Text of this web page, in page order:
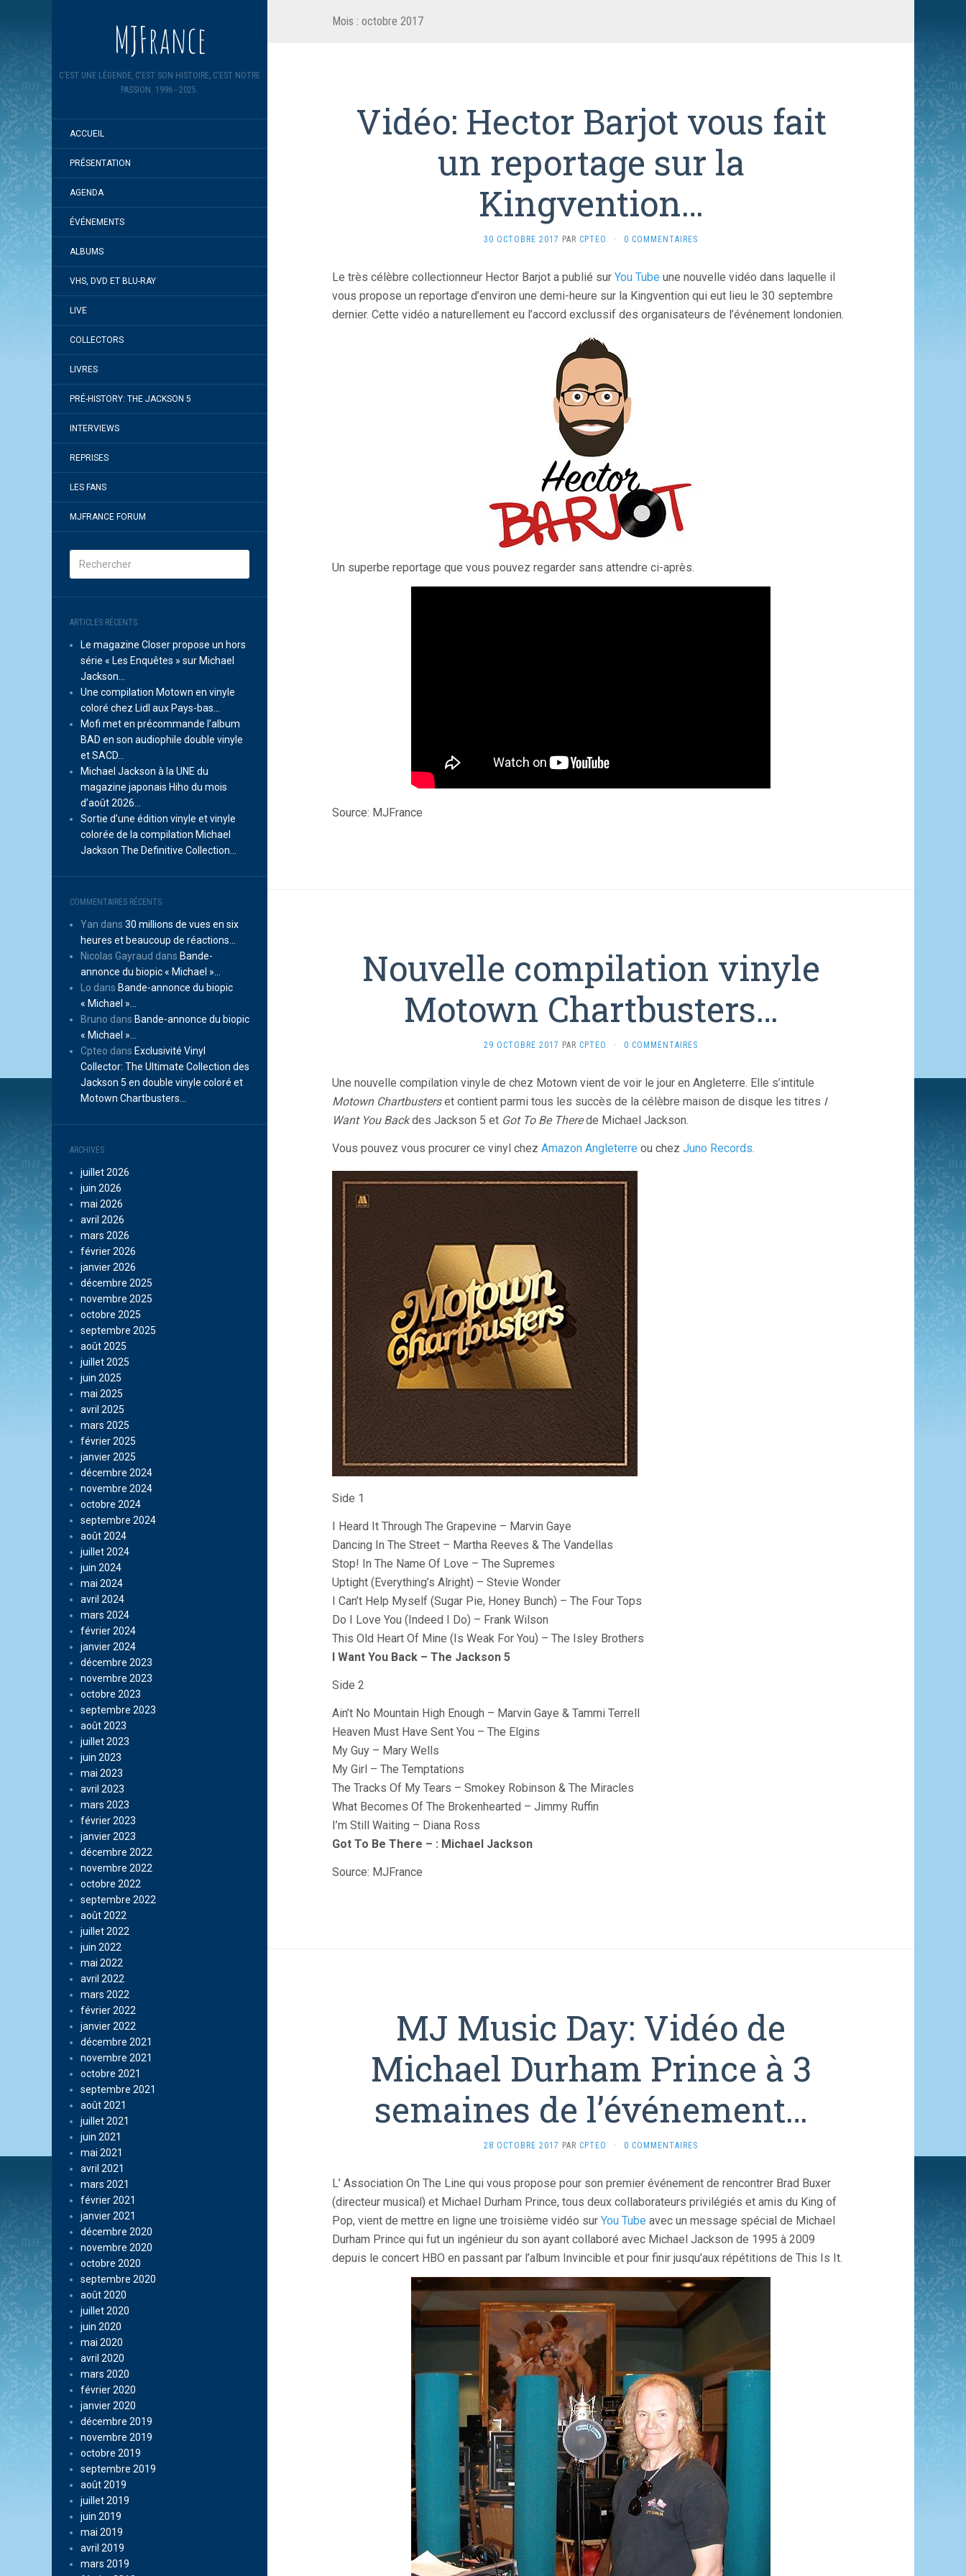
MJFrance
C'EST UNE LÉGENDE, C'EST SON HISTOIRE, C'EST NOTRE
PASSION. 1996 - 2025.
ACCUEIL
PRÉSENTATION
AGENDA
ÉVÉNEMENTS
ALBUMS
VHS, DVD ET BLU-RAY
LIVE
COLLECTORS
LIVRES
PRÉ-HISTORY: THE JACKSON 5
INTERVIEWS
REPRISES
LES FANS
MJFRANCE FORUM
ARTICLES RÉCENTS
Le magazine Closer propose un hors
série « Les Enquêtes » sur Michael
Jackson…
Une compilation Motown en vinyle
coloré chez Lidl aux Pays-bas…
Mofi met en précommande l’album
BAD en son audiophile double vinyle
et SACD…
Michael Jackson à la UNE du
magazine japonais Hiho du mois
d’août 2026…
Sortie d’une édition vinyle et vinyle
colorée de la compilation Michael
Jackson The Definitive Collection…
COMMENTAIRES RÉCENTS
Yan dans 30 millions de vues en six
heures et beaucoup de réactions…
Nicolas Gayraud dans Bande-
annonce du biopic « Michael »…
Lo dans Bande-annonce du biopic
« Michael »…
Bruno dans Bande-annonce du biopic
« Michael »…
Cpteo dans Exclusivité Vinyl
Collector: The Ultimate Collection des
Jackson 5 en double vinyle coloré et
Motown Chartbusters…
ARCHIVES
juillet 2026
juin 2026
mai 2026
avril 2026
mars 2026
février 2026
janvier 2026
décembre 2025
novembre 2025
octobre 2025
septembre 2025
août 2025
juillet 2025
juin 2025
mai 2025
avril 2025
mars 2025
février 2025
janvier 2025
décembre 2024
novembre 2024
octobre 2024
septembre 2024
août 2024
juillet 2024
juin 2024
mai 2024
avril 2024
mars 2024
février 2024
janvier 2024
décembre 2023
novembre 2023
octobre 2023
septembre 2023
août 2023
juillet 2023
juin 2023
mai 2023
avril 2023
mars 2023
février 2023
janvier 2023
décembre 2022
novembre 2022
octobre 2022
septembre 2022
août 2022
juillet 2022
juin 2022
mai 2022
avril 2022
mars 2022
février 2022
janvier 2022
décembre 2021
novembre 2021
octobre 2021
septembre 2021
août 2021
juillet 2021
juin 2021
mai 2021
avril 2021
mars 2021
février 2021
janvier 2021
décembre 2020
novembre 2020
octobre 2020
septembre 2020
août 2020
juillet 2020
juin 2020
mai 2020
avril 2020
mars 2020
février 2020
janvier 2020
décembre 2019
novembre 2019
octobre 2019
septembre 2019
août 2019
juillet 2019
juin 2019
mai 2019
avril 2019
mars 2019
Mois : octobre 2017
Vidéo: Hector Barjot vous fait
un reportage sur la
Kingvention…
30 OCTOBRE 2017 PAR CPTEO · 0 COMMENTAIRES
Le très célèbre collectionneur Hector Barjot a publié sur You Tube une nouvelle vidéo dans laquelle il
vous propose un reportage d’environ une demi-heure sur la Kingvention qui eut lieu le 30 septembre
dernier. Cette vidéo a naturellement eu l’accord exclussif des organisateurs de l’événement londonien.
Un superbe reportage que vous pouvez regarder sans attendre ci-après.
Source: MJFrance
Nouvelle compilation vinyle
Motown Chartbusters…
29 OCTOBRE 2017 PAR CPTEO · 0 COMMENTAIRES
Une nouvelle compilation vinyle de chez Motown vient de voir le jour en Angleterre. Elle s’intitule
Motown Chartbusterset contient parmi tous les succès de la célèbre maison de disque les titres I
Want You Backdes Jackson 5 et Got To Be Therede Michael Jackson.
Vous pouvez vous procurer ce vinyl chez Amazon Angleterre ou chez Juno Records.
Side 1
I Heard It Through The Grapevine – Marvin Gaye
Dancing In The Street – Martha Reeves & The Vandellas
Stop! In The Name Of Love – The Supremes
Uptight (Everything’s Alright) – Stevie Wonder
I Can’t Help Myself (Sugar Pie, Honey Bunch) – The Four Tops
Do I Love You (Indeed I Do) – Frank Wilson
This Old Heart Of Mine (Is Weak For You) – The Isley Brothers
I Want You Back – The Jackson 5
Side 2
Ain’t No Mountain High Enough – Marvin Gaye & Tammi Terrell
Heaven Must Have Sent You – The Elgins
My Guy – Mary Wells
My Girl – The Temptations
The Tracks Of My Tears – Smokey Robinson & The Miracles
What Becomes Of The Brokenhearted – Jimmy Ruffin
I’m Still Waiting – Diana Ross
Got To Be There – : Michael Jackson
Source: MJFrance
MJ Music Day: Vidéo de
Michael Durham Prince à 3
semaines de l’événement…
28 OCTOBRE 2017 PAR CPTEO · 0 COMMENTAIRES
L’ Association On The Line qui vous propose pour son premier événement de rencontrer Brad Buxer
(directeur musical) et Michael Durham Prince, tous deux collaborateurs privilégiés et amis du King of
Pop, vient de mettre en ligne une troisième vidéo sur You Tube avec un message spécial de Michael
Durham Prince qui fut un ingénieur du son ayant collaboré avec Michael Jackson de 1995 à 2009
depuis le concert HBO en passant par l’album Invincible et pour finir jusqu’aux répétitions de This Is It.